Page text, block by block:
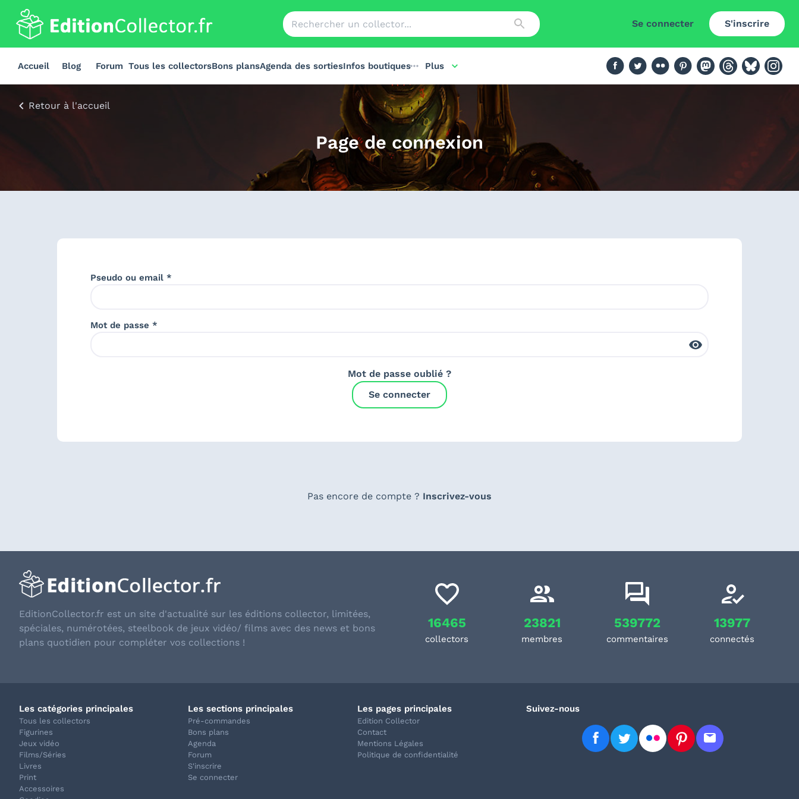
Se connecter S'inscrire
Accueil Blog Forum Tous les collectorsBons plansAgenda des sortiesInfos boutiques Plus
Retour à l'accueil
Page de connexion
Pseudo ou email *
Mot de passe *
Mot de passe oublié ?
Se connecter
Pas encore de compte ? Inscrivez-vous
EditionCollector.fr est un site d'actualité sur les éditions collector, limitées,
spéciales, numérotées, steelbook de jeux vidéo/ films avec des news et bons
plans quotidien pour compléter vos collections !
16465
collectors
23821
membres
539772
commentaires
13977
connectés
Les catégories principales
Tous les collectors
Figurines
Jeux vidéo
Films/Séries
Livres
Print
Accessoires
Les sections principales
Pré-commandes
Bons plans
Agenda
Forum
S'inscrire
Se connecter
Les pages principales
Edition Collector
Contact
Mentions Légales
Politique de confidentialité
Suivez-nous